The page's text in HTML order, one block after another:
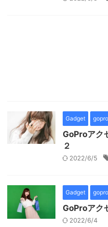
Gadget gopro
GoProアク
２
2022/6/5
Gadget gopro
GoProアク
2022/6/4